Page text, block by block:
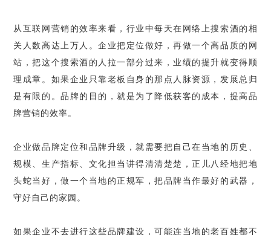
从互联网营销的效率来看，行业中每天在网络上搜索酒的相
关人数高达上万人。企业把定位做好，再做一个高品质的网
站，把这个搜索酒的人拉一部分过来，业绩的提升就变得顺
理成章。如果企业只靠老板自身的那点人脉资源，发展总归
是有限的。品牌的目的，就是为了降低获客的成本，提高品
牌营销的效率。
企业做品牌定位和品牌升级，就需要把自己在当地的历史、
规模、生产指标、文化担当讲得清清楚楚，正儿八经地把地
头蛇当好，做一个当地的正规军，把品牌当作最好的武器，
守好自己的家园。
如果企业不去进行这些品牌建设，可能连当地的老百姓都不